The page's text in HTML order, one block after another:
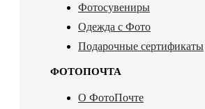
Фотосувениры
Одежда с Фото
Подарочные сертификаты
ФОТОПОЧТА
О ФотоПочте